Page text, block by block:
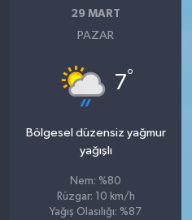
29 MART
PAZAR
7°
Bölgesel düzensiz yağmur
yağışlı
Nem: %80
Rüzgar: 10 km/h
Yağış Olasılığı: %87